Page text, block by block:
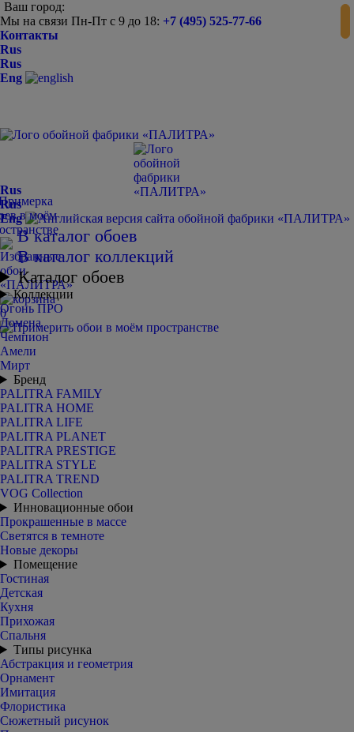
Ваш город:
Мы на связи Пн-Пт с 9 до 18: +7 (495) 525-77-66
Контакты
Rus
Rus
Eng
0
Rus
Rus
Eng
В каталог обоев
В каталог коллекций
Каталог обоев
Коллекции
Огонь ПРО
Домена
Чемпион
Амели
Мирт
Бренд
PALITRA FAMILY
PALITRA HOME
PALITRA LIFE
PALITRA PLANET
PALITRA PRESTIGE
PALITRA STYLE
PALITRA TREND
VOG Collection
Инновационные обои
Прокрашенные в массе
Светятся в темноте
Новые декоры
Помещение
Гостиная
Детская
Кухня
Прихожая
Спальня
Типы рисунка
Абстракция и геометрия
Орнамент
Имитация
Флористика
Сюжетный рисунок